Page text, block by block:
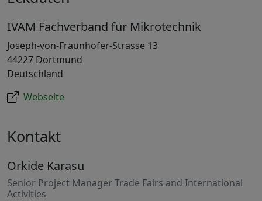
IVAM Fachverband für Mikrotechnik
Joseph-von-Fraunhofer-Strasse 13
44227 Dortmund
Deutschland
Webseite
Kontakt
Orkide Karasu
Senior Project Manager Trade Fairs and International
Activities